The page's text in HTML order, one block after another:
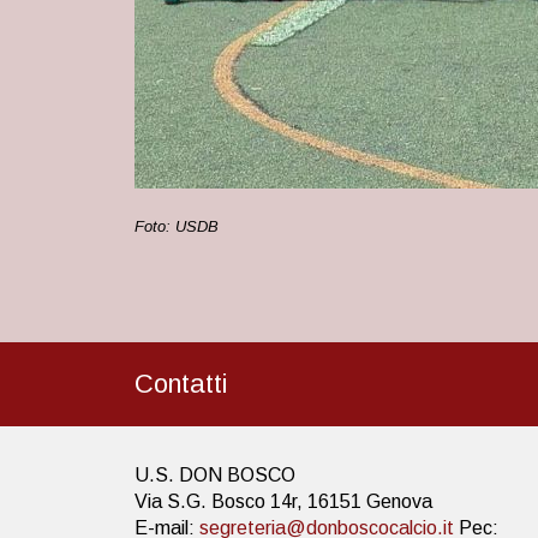
Foto: USDB
Contatti
U.S. DON BOSCO
Via S.G. Bosco 14r, 16151 Genova
E-mail: segreteria@donboscocalcio.it Pec: